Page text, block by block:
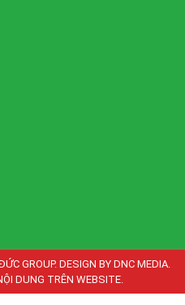
GROUP. DESIGN BY DNC MEDIA.
DUNG TRÊN WEBSITE